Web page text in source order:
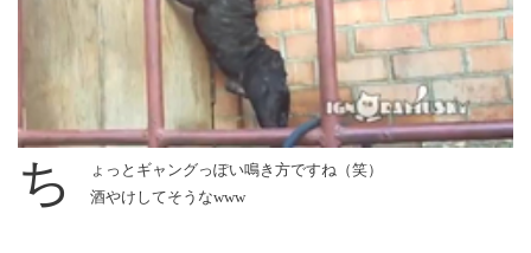
ち
ょっとギャングっぽい鳴き方ですね（笑）
酒やけしてそうなwww